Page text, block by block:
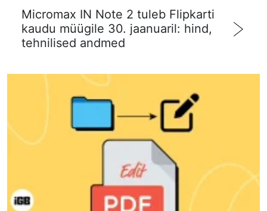
Micromax IN Note 2 tuleb Flipkarti
kaudu müügile 30. jaanuaril: hind,
tehnilised andmed